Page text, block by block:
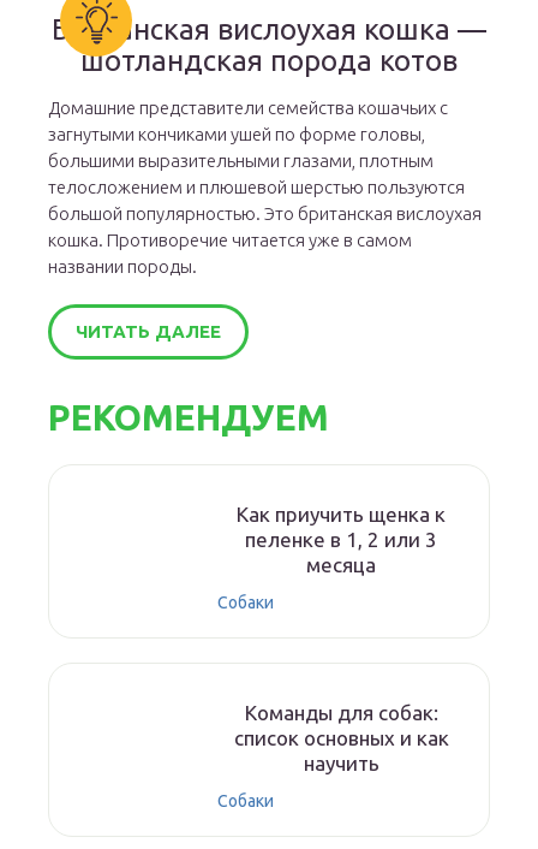
Британская вислоухая кошка —
шотландская порода котов
Домашние представители семейства кошачьих с
загнутыми кончиками ушей по форме головы,
большими выразительными глазами, плотным
телосложением и плюшевой шерстью пользуются
большой популярностью. Это британская вислоухая
кошка. Противоречие читается уже в самом
названии породы.
ЧИТАТЬ ДАЛЕЕ
РЕКОМЕНДУЕМ
Как приучить щенка к
пеленке в 1, 2 или 3
месяца
Собаки
Команды для собак:
список основных и как
научить
Собаки